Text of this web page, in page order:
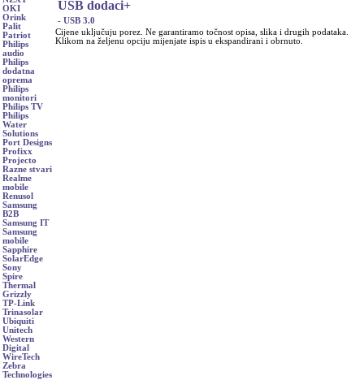
OKI
Orink
Palit
Patriot
Philips
audio
Philips
dodatna
oprema
Philips
monitori
Philips TV
Philips
Water
Solutions
Port Designs
Profixx
Projecto
Razne stvari
Realme
mobile
Renusol
Samsung
B2B
Samsung IT
Samsung
mobile
Sapphire
SolarEdge
Sony
Spire
Thermal
Grizzly
TP-Link
Trinasolar
Ubiquiti
Unitech
Western
Digital
WireTech
Zebra
Technologies
USB dodaci+
- USB 3.0
Cijene uključuju porez. Ne garantiramo točnost opisa, slika i drugih podataka.
Klikom na željenu opciju mijenjate ispis u ekspandirani i obrnuto.